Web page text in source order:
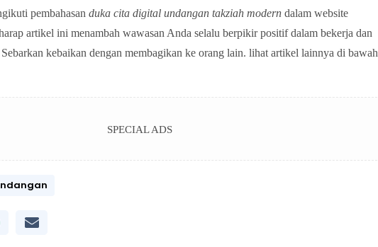
pembahasan duka cita digital undangan takziah modern dalam website
artikel ini menambah wawasan Anda selalu berpikir positif dalam bekerja dan
kebaikan dengan membagikan ke orang lain. lihat artikel lainnya di bawah
SPECIAL ADS